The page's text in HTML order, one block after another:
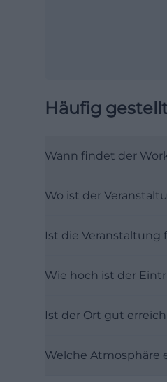
Häufig
Wann findet der
Wo ist der
Ist die Veranstaltung
Wie hoch ist der
Ist der Ort gut
Welche Atmosphäre